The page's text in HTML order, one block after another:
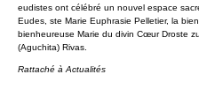
eudistes ont célébré un nouvel espace
Eudes, ste Marie Euphrasie Pelletier, la
bienheureuse Marie du divin Cœur Droste
(Aguchita) Rivas.
Rattaché à Actualités